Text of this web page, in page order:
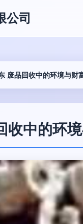
公司
废品回收中的环境与财
收中的环